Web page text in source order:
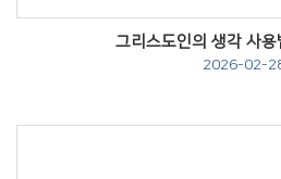
그리스도인의 생각 사
2026-02-